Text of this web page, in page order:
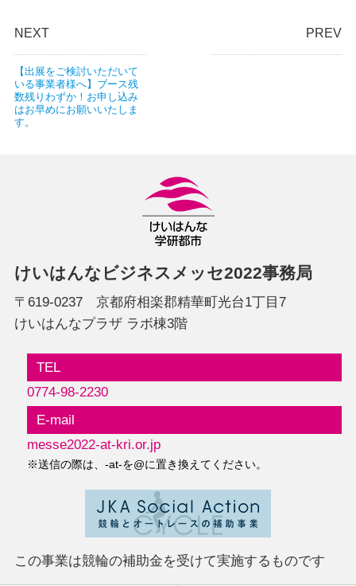
PREV
NEXT
【出展をご検討いただいて
いる事業者様へ】ブース残
数残りわずか！お申し込み
はお早めにお願いいたしま
す。
けいはんなビジネスメッセ2022事務局
〒619-0237 京都府相楽郡精華町光台1丁目7
けいはんなプラザ ラボ棟3階
TEL
0774-98-2230
E-mail
messe2022-at-kri.or.jp
※送信の際は、-at-を@に置き換えてください。
この事業は競輪の補助金を受けて実施するものです